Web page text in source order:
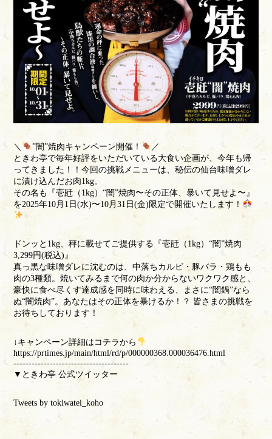
＼ ”闇”焼肉キャンペーン開催！
／
ときわ亭で毎年好評をいただいている大食い企画が、今年も帰
ってきました！！今回の挑戦メニューは、秘伝の仙台味噌ダレ
に漬け込んだお肉1kg。
その名も『壱瓩（1kg）“闇”焼肉〜その正体、暴いて見せよ〜』
を2025年10月1日(水)〜10月31日(金)限定で開催いたします！
ドンッと1kg、秤に載せてご提供する『壱瓩（1kg）“闇”焼肉
3,299円(税込)』
真っ黒な味噌ダレに沈むのは、中落ちカルビ・豚バラ・鶏もも
肉の3種類。焼いてみるまで何の肉か分からないワクワク感と、
豪快に食べ尽くす達成感を同時に味わえる、まさに“闇鍋”なら
ぬ“闇焼肉”。あなたはその正体を暴けるか！？ 皆さまの挑戦を
お待ちしております！
↓キャンペーン詳細はコチラから
https://prtimes.jp/main/html/rd/p/000000368.000036476.html
--------------------------------------
▼ときわ亭 公式ツイッター
Tweets by tokiwatei_koho